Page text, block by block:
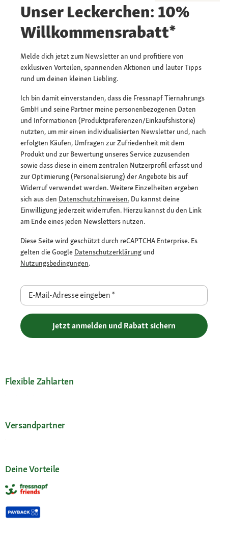
Unser Leckerchen: 10%
Willkommensrabatt*
Melde dich jetzt zum Newsletter an und profitiere von
exklusiven Vorteilen, spannenden Aktionen und lauter Tipps
rund um deinen kleinen Liebling.
Ich bin damit einverstanden, dass die Fressnapf Tiernahrungs
GmbH und seine Partner meine personenbezogenen Daten
und Informationen (Produktpräferenzen/Einkaufshistorie)
nutzten, um mir einen individualisierten Newsletter und, nach
erfolgten Käufen, Umfragen zur Zufriedenheit mit dem
Produkt und zur Bewertung unseres Service zuzusenden
sowie dass diese in einem zentralen Nutzerprofil erfasst und
zur Optimierung (Personalisierung) der Angebote bis auf
Widerruf verwendet werden. Weitere Einzelheiten ergeben
sich aus den Datenschutzhinweisen. Du kannst deine
Einwilligung jederzeit widerrufen. Hierzu kannst du den Link
am Ende eines jeden Newsletters nutzen.
Diese Seite wird geschützt durch reCAPTCHA Enterprise. Es
gelten die Google Datenschutzerklärung und
Nutzungsbedingungen.
E-Mail-Adresse eingeben*
Jetzt anmelden und Rabatt sichern
Flexible Zahlarten
Versandpartner
Deine Vorteile